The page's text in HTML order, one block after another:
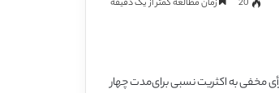
20 زمان مطالعه کمتر از یک دقیقه
مخفی به اکثریت نسبی برای‌مدت چهار